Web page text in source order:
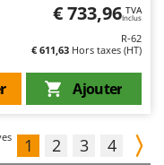
€ 733,96 TVA
Inclus
R-62
€ 611,63 Hors taxes (HT)
Ajouter
1 2 3 4